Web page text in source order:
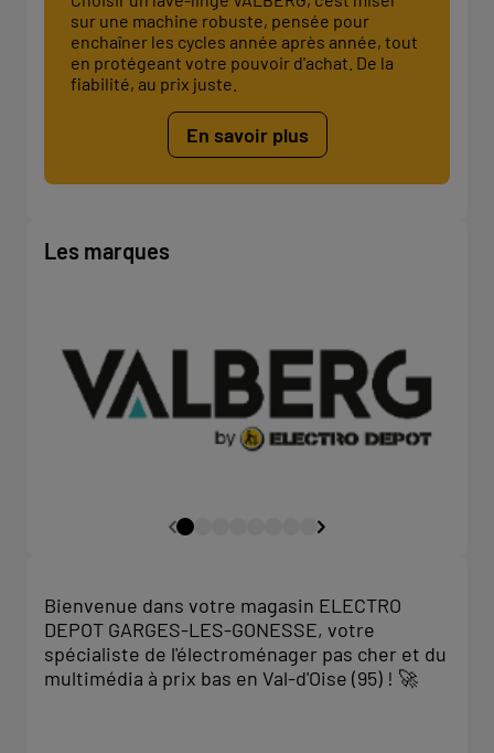
sur une machine robuste, pensée pour
enchaîner les cycles année après année, tout
en protégeant votre pouvoir d'achat. De la
fiabilité, au prix juste.
En savoir plus
Les marques
Bienvenue dans votre magasin ELECTRO
DEPOT GARGES-LES-GONESSE, votre
spécialiste de l'électroménager pas cher et du
multimédia à prix bas en Val-d'Oise (95) ! 🚀